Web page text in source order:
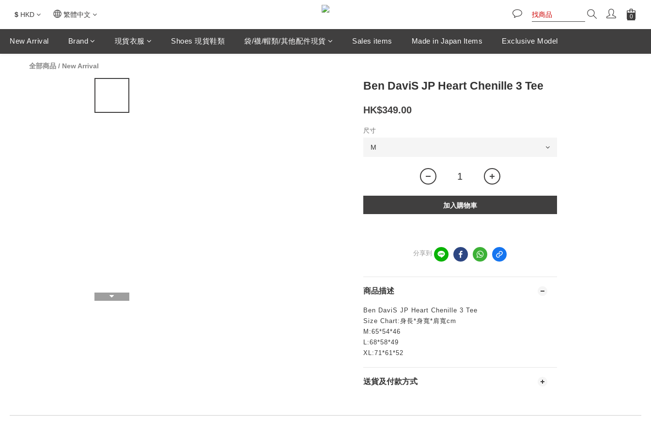
$ HKD 繁體中文
New Arrival Brand 現貨衣服 Shoes 現貨鞋類 袋/襪/帽類/其他配件現貨 Sales items Made in Japan Items Exclusive Model
全部商品 / New Arrival
Ben DaviS JP Heart Chenille 3 Tee
HK$349.00
尺寸
加入購物車
分享到
商品描述
Ben DaviS JP Heart Chenille 3 Tee
Size Chart:身長*身寬*肩寬cm
M:65*54*46
L:68*58*49
XL:71*61*52
送貨及付款方式